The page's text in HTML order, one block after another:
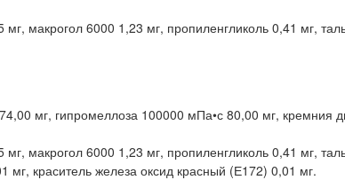
макрогол 6000 1,23 мг, пропиленгликоль 0,41 мг,
мг, гипромеллоза 100000 мПа•с 80,00 мг, кремния
макрогол 6000 1,23 мг, пропиленгликоль 0,41 мг,
мг, краситель железа оксид красный (Е172) 0,01 мг.